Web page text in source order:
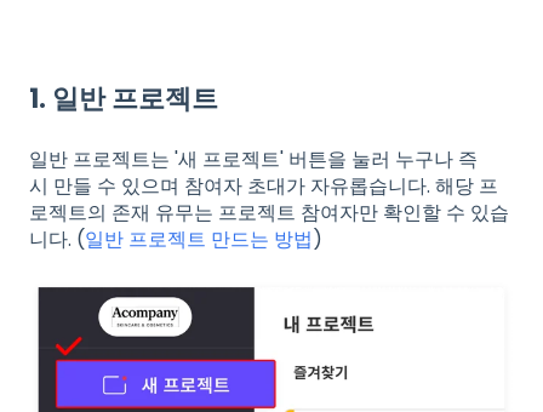
1. 일반 프로젝트
일반 프로젝트는 '새 프로젝트' 버튼을 눌러 누구나 즉
시 만들 수 있으며 참여자 초대가 자유롭습니다. 해당 프
로젝트의 존재 유무는 프로젝트 참여자만 확인할 수 있습
니다. (일반 프로젝트 만드는 방법)